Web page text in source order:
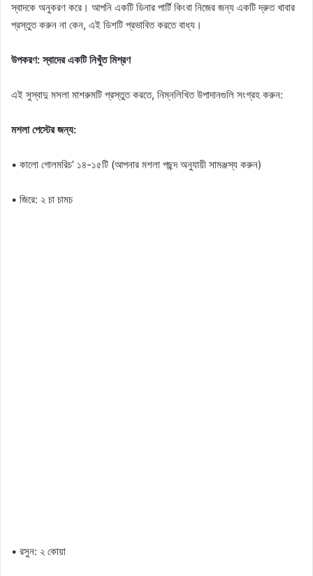
স্বাদকে অনুকরণ করে। আপনি একটি ডিনার পার্টি কিংবা নিজের জন্য একটি দ্রুত খাবার
প্রস্তুত করুন না কেন, এই ডিশটি প্রভাবিত করতে বাধ্য।
উপকরণ: স্বাদের একটি নিখুঁত মিশ্রণ
এই সুস্বাদু মসলা মাশরুমটি প্রস্তুত করতে, নিম্নলিখিত উপাদানগুলি সংগ্রহ করুন:
মশলা পেস্টের জন্য:
• কালো গোলমরিচ’ ১৪-১৫টি (আপনার মশলা পছন্দ অনুযায়ী সামঞ্জস্য করুন)
• জিরে: ২ চা চামচ
• রসুন: ২ কোয়া